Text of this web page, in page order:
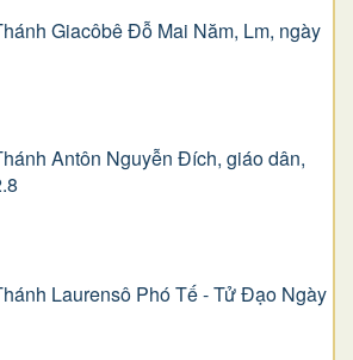
Giacôbê Ðỗ Mai Năm, Lm, ngày
Antôn Nguyễn Ðích, giáo dân,
Laurensô Phó Tế - Tử Đạo Ngày